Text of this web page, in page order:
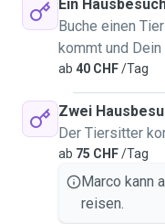
Ein
Buche einen
kommt und
ab 40 CHF/Tag
Zwei
Der Tiersitter
ab 75 CHF/Tag
Marco kann
reisen.